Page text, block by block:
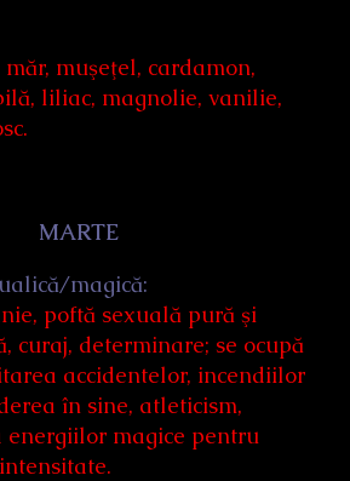
muşeţel, cardamon,
liliac, magnolie, vanilie,
MARTE
magică:
poftă sexuală pură şi
curaj, determinare; se ocupă
accidentelor, incendiilor
în sine, atleticism,
energiilor magice pentru